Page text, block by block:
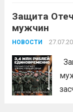
Защита
мужчин
НОВОСТИ